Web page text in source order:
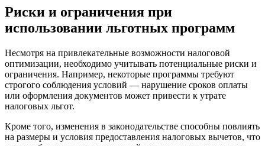
Риски и ограничения при
использовании льготных программ
Несмотря на привлекательные возможности налоговой
оптимизации, необходимо учитывать потенциальные риски и
ограничения. Например, некоторые программы требуют
строгого соблюдения условий — нарушение сроков оплаты
или оформления документов может привести к утрате
налоговых льгот.
Кроме того, изменения в законодательстве способны повлиять
на размеры и условия предоставления налоговых вычетов, что